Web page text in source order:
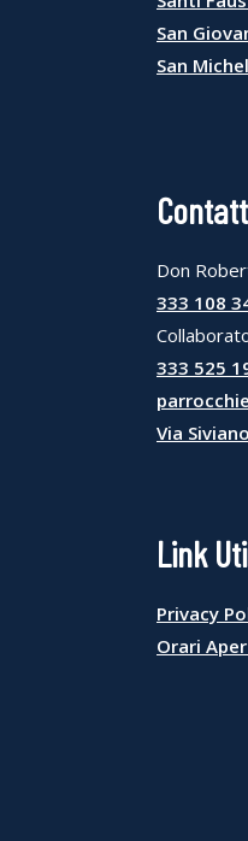
San
San
Don
333 108
333 525
Via
Link
Privacy
Orari